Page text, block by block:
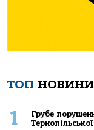
ТОП
1
Грубе